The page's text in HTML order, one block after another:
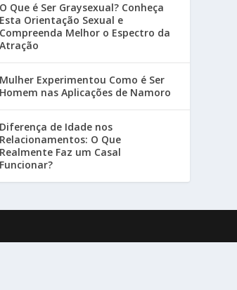
O Que é Ser Graysexual? Conheça
Esta Orientação Sexual e
Compreenda Melhor o Espectro da
Atração
Mulher Experimentou Como é Ser
Homem nas Aplicações de Namoro
Diferença de Idade nos
Relacionamentos: O Que
Realmente Faz um Casal
Funcionar?